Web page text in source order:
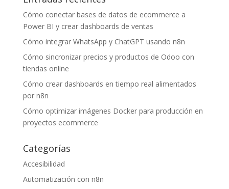
Cómo conectar bases de datos de ecommerce a
Power BI y crear dashboards de ventas
Cómo integrar WhatsApp y ChatGPT usando n8n
Cómo sincronizar precios y productos de Odoo con
tiendas online
Cómo crear dashboards en tiempo real alimentados
por n8n
Cómo optimizar imágenes Docker para producción en
proyectos ecommerce
Categorías
Accesibilidad
Automatización con n8n